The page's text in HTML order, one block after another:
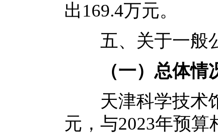
出169.4万元。
五、关于一般公
（一）总体情
天津科学技术馆
元，与2023年预